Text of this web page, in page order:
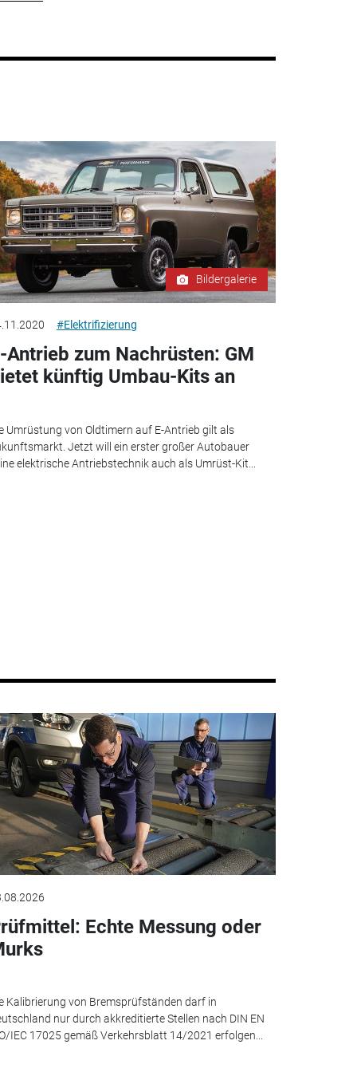
Bildergalerie
#Elektrifizierung
Antrieb zum Nachrüsten: GM
künftig Umbau-Kits an
Umrüstung von Oldtimern auf E-Antrieb gilt als
Jetzt will ein erster großer Autobauer
elektrische Antriebstechnik auch als Umrüst-Kit...
Echte Messung oder
Kalibrierung von Bremsprüfständen darf in
nur durch akkreditierte Stellen nach DIN EN
IEC 17025 gemäß Verkehrsblatt 14/2021 erfolgen...